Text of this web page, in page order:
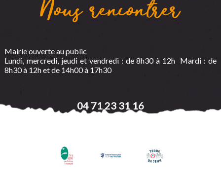
Nous rencontrer
Mairie ouverte au public
Lundi, mercredi, jeudi et vendredi : de 8h30 à 12h Mardi : de
8h30 à 12h et de 14h00 à 17h30
04 71 23 31 16